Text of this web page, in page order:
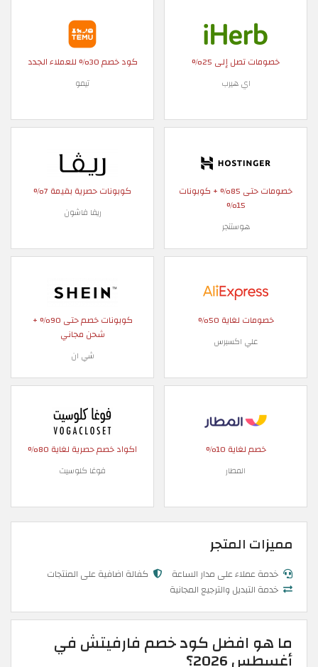
خصومات تصل إلى 25%
اي هيرب
كود خصم 30% للعملاء الجدد
تيمو
خصومات حتى 85% + كوبونات
15%
هوستنجر
كوبونات حصرية بقيمة 7%
ريفا فاشون
خصومات لغاية 50%
علي اكسبرس
كوبونات خصم حتى 90% +
شحن مجاني
شي ان
خصم لغاية 10%
المطار
اكواد خصم حصرية لغاية 80%
فوغا كلوسيت
مميزات المتجر
خدمة عملاء على مدار الساعة
كفالة اضافية على المنتجات
خدمة التبديل والترجيع المجانية
ما هو افضل كود خصم فارفيتش في
أغسطس 2026؟